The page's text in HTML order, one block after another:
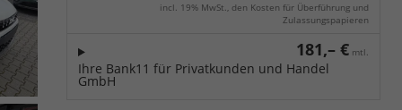
incl. 19% MwSt., den Kosten für Überführung und
Zulassungspapieren
181,– € mtl.
Ihre Bank11 für Privatkunden und Handel
GmbH